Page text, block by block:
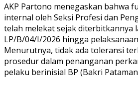
AKP Partono menegaskan bahwa
internal oleh Seksi Profesi dan
telah melekat sejak diterbitkannya
LP/B/04/I/2026 hingga
Menurutnya, tidak ada toleransi
prosedur dalam penanganan
pelaku berinisial BP (Bakri